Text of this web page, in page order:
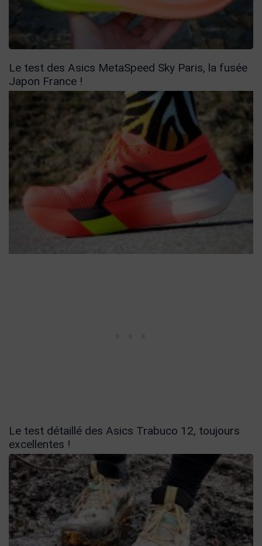
Le test des Asics MetaSpeed Sky Paris, la fusée
Japon France !
Le test détaillé des Asics Trabuco 12, toujours
excellentes !